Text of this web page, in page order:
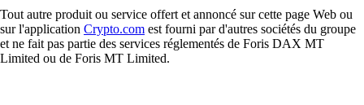
Tout autre produit ou service offert et annoncé sur cette page Web ou
sur l'application Crypto.com est fourni par d'autres sociétés du groupe
et ne fait pas partie des services réglementés de Foris DAX MT
Limited ou de Foris MT Limited.